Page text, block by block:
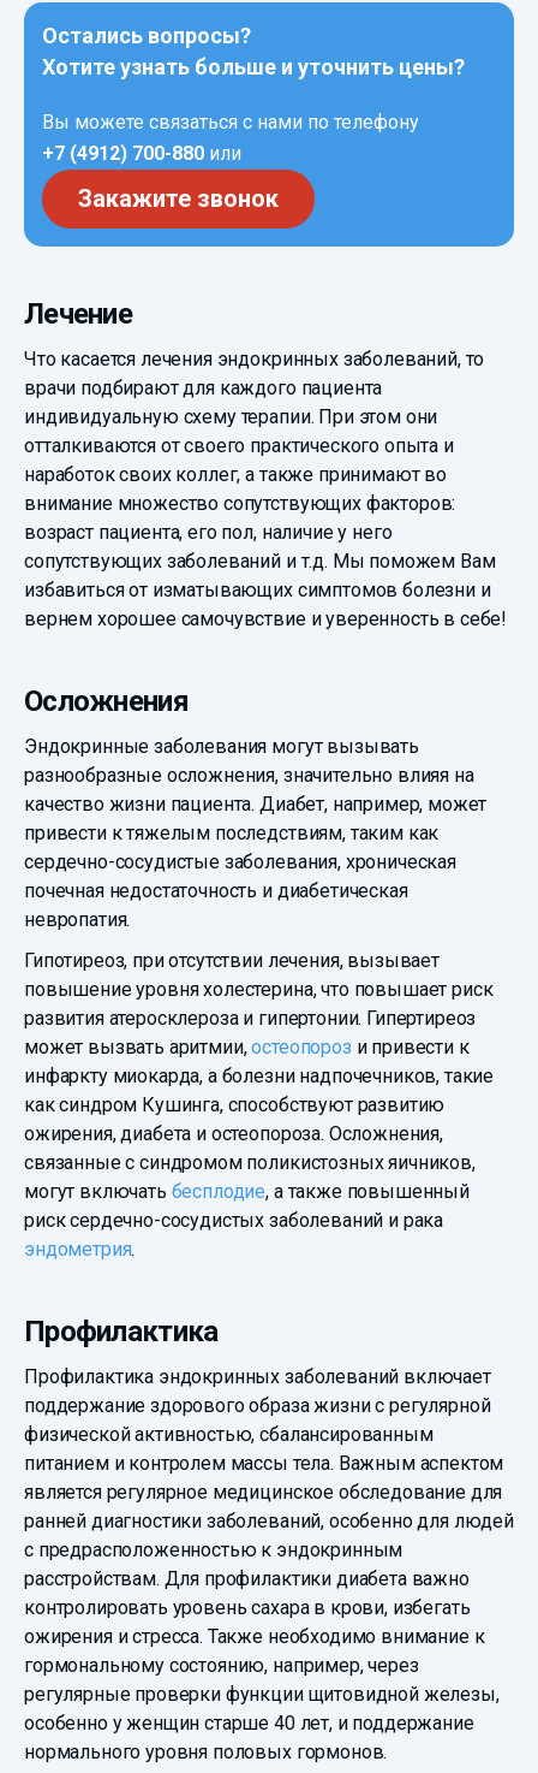
Остались вопросы?
Хотите узнать больше и уточнить цены?
Вы можете связаться с нами по телефону
+7 (4912) 700-880 или
Закажите звонок
Лечение
Что касается лечения эндокринных заболеваний, то
врачи подбирают для каждого пациента
индивидуальную схему терапии. При этом они
отталкиваются от своего практического опыта и
наработок своих коллег, а также принимают во
внимание множество сопутствующих факторов:
возраст пациента, его пол, наличие у него
сопутствующих заболеваний и т.д. Мы поможем Вам
избавиться от изматывающих симптомов болезни и
вернем хорошее самочувствие и уверенность в себе!
Осложнения
Эндокринные заболевания могут вызывать
разнообразные осложнения, значительно влияя на
качество жизни пациента. Диабет, например, может
привести к тяжелым последствиям, таким как
сердечно-сосудистые заболевания, хроническая
почечная недостаточность и диабетическая
невропатия.
Гипотиреоз, при отсутствии лечения, вызывает
повышение уровня холестерина, что повышает риск
развития атеросклероза и гипертонии. Гипертиреоз
может вызвать аритмии,остеопороз и привести к
инфаркту миокарда, а болезни надпочечников, такие
как синдром Кушинга, способствуют развитию
ожирения, диабета и остеопороза. Осложнения,
связанные с синдромом поликистозных яичников,
могут включать бесплодие, а также повышенный
риск сердечно-сосудистых заболеваний и рака
эндометрия.
Профилактика
Профилактика эндокринных заболеваний включает
поддержание здорового образа жизни с регулярной
физической активностью, сбалансированным
питанием и контролем массы тела. Важным аспектом
является регулярное медицинское обследование для
ранней диагностики заболеваний, особенно для людей
с предрасположенностью к эндокринным
расстройствам. Для профилактики диабета важно
контролировать уровень сахара в крови, избегать
ожирения и стресса. Также необходимо внимание к
гормональному состоянию, например, через
регулярные проверки функции щитовидной железы,
особенно у женщин старше 40 лет, и поддержание
нормального уровня половых гормонов.